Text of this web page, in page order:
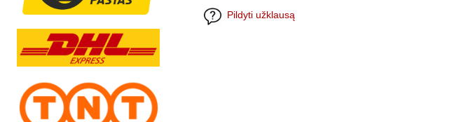
Pildyti užklausą